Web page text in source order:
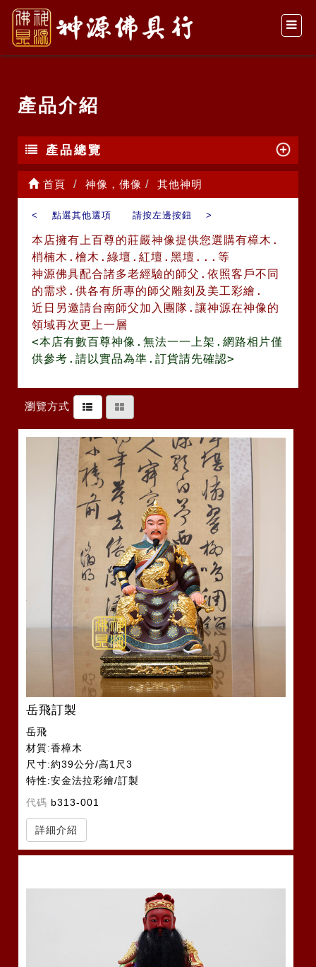
產品介紹
產品總覽
首頁 神像，佛像 其他神明
< 點選其他選項 請按左邊按鈕 >
本店擁有上百尊的莊嚴神像提供您選購有樟木.
梢楠木.檜木.綠壇.紅壇.黑壇...等
神源佛具配合諸多老經驗的師父.依照客戶不同
的需求.供各有所專的師父雕刻及美工彩繪.
近日另邀請台南師父加入團隊.讓神源在神像的
領域再次更上一層
<本店有數百尊神像.無法一一上架.網路相片僅
供參考.請以實品為準.訂貨請先確認>
瀏覽方式
岳飛訂製
岳飛
材質:香樟木
尺寸:約39公分/高1尺3
特性:安金法拉彩繪/訂製
代碼 b313-001
詳細介紹